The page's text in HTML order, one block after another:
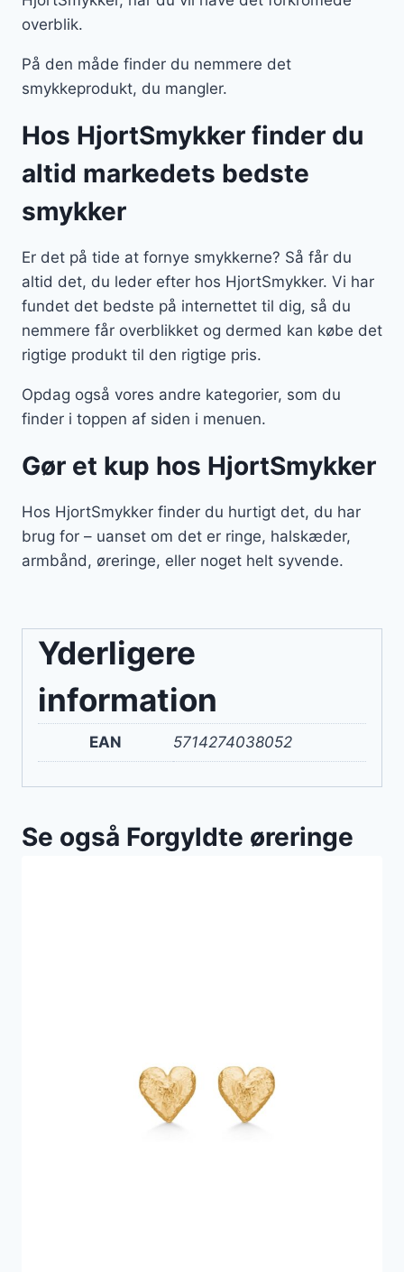
overblik.
På den måde finder du nemmere det
smykkeprodukt, du mangler.
Hos HjortSmykker finder du
altid markedets bedste
smykker
Er det på tide at fornye smykkerne? Så får du
altid det, du leder efter hos HjortSmykker. Vi har
fundet det bedste på internettet til dig, så du
nemmere får overblikket og dermed kan købe det
rigtige produkt til den rigtige pris.
Opdag også vores andre kategorier, som du
finder i toppen af siden i menuen.
Gør et kup hos HjortSmykker
Hos HjortSmykker finder du hurtigt det, du har
brug for – uanset om det er ringe, halskæder,
armbånd, øreringe, eller noget helt syvende.
Yderligere
information
EAN 5714274038052
Se også Forgyldte øreringe